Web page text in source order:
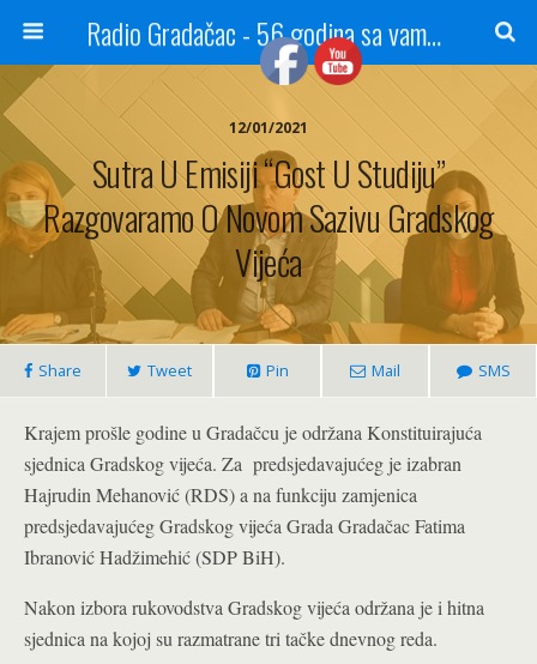
Radio Gradačac - 56 godina sa vama...
12/01/2021
Sutra U Emisiji “Gost U Studiju”
Razgovaramo O Novom Sazivu Gradskog
Vijeća
Share Tweet Pin Mail SMS
Krajem prošle godine u Gradačcu je održana Konstituirajuća
sjednica Gradskog vijeća. Za predsjedavajućeg je izabran
Hajrudin Mehanović (RDS) a na funkciju zamjenica
predsjedavajućeg Gradskog vijeća Grada Gradačac Fatima
Ibranović Hadžimehić (SDP BiH).
Nakon izbora rukovodstva Gradskog vijeća održana je i hitna
sjednica na kojoj su razmatrane tri tačke dnevnog reda.